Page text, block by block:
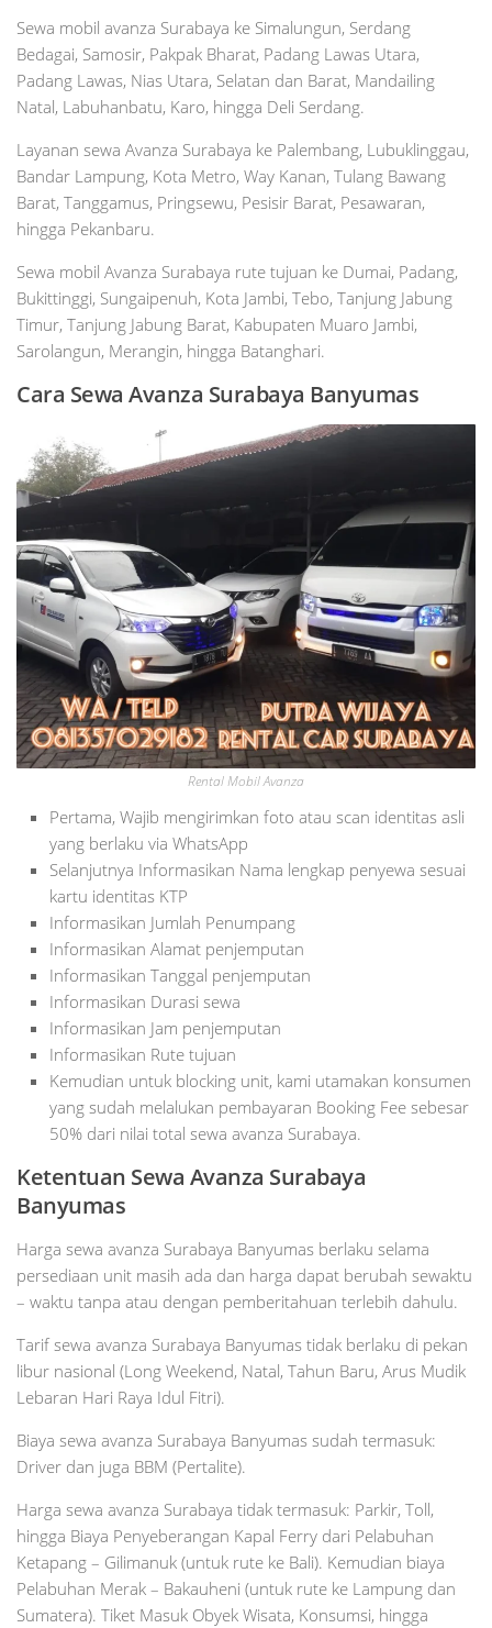
Sewa mobil avanza Surabaya ke Simalungun, Serdang
Bedagai, Samosir, Pakpak Bharat, Padang Lawas Utara,
Padang Lawas, Nias Utara, Selatan dan Barat, Mandailing
Natal, Labuhanbatu, Karo, hingga Deli Serdang.
Layanan sewa Avanza Surabaya ke Palembang, Lubuklinggau,
Bandar Lampung, Kota Metro, Way Kanan, Tulang Bawang
Barat, Tanggamus, Pringsewu, Pesisir Barat, Pesawaran,
hingga Pekanbaru.
Sewa mobil Avanza Surabaya rute tujuan ke Dumai, Padang,
Bukittinggi, Sungaipenuh, Kota Jambi, Tebo, Tanjung Jabung
Timur, Tanjung Jabung Barat, Kabupaten Muaro Jambi,
Sarolangun, Merangin, hingga Batanghari.
Cara Sewa Avanza Surabaya Banyumas
Rental Mobil Avanza
Pertama, Wajib mengirimkan foto atau scan identitas asli
yang berlaku via WhatsApp
Selanjutnya Informasikan Nama lengkap penyewa sesuai
kartu identitas KTP
Informasikan Jumlah Penumpang
Informasikan Alamat penjemputan
Informasikan Tanggal penjemputan
Informasikan Durasi sewa
Informasikan Jam penjemputan
Informasikan Rute tujuan
Kemudian untuk blocking unit, kami utamakan konsumen
yang sudah melalukan pembayaran Booking Fee sebesar
50% dari nilai total sewa avanza Surabaya.
Ketentuan Sewa Avanza Surabaya
Banyumas
Harga sewa avanza Surabaya Banyumas berlaku selama
persediaan unit masih ada dan harga dapat berubah sewaktu
– waktu tanpa atau dengan pemberitahuan terlebih dahulu.
Tarif sewa avanza Surabaya Banyumas tidak berlaku di pekan
libur nasional (Long Weekend, Natal, Tahun Baru, Arus Mudik
Lebaran Hari Raya Idul Fitri).
Biaya sewa avanza Surabaya Banyumas sudah termasuk:
Driver dan juga BBM (Pertalite).
Harga sewa avanza Surabaya tidak termasuk: Parkir, Toll,
hingga Biaya Penyeberangan Kapal Ferry dari Pelabuhan
Ketapang – Gilimanuk (untuk rute ke Bali). Kemudian biaya
Pelabuhan Merak – Bakauheni (untuk rute ke Lampung dan
Sumatera). Tiket Masuk Obyek Wisata, Konsumsi, hingga